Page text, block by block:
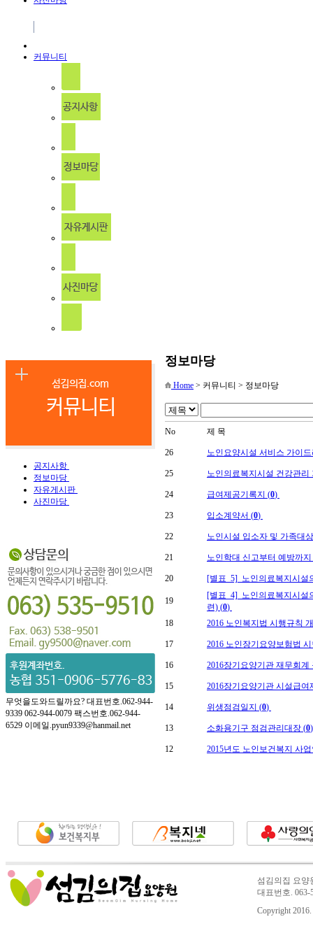
커뮤니티
공지사항
정보마당
자유게시판
사진마당
무엇을도와드릴까요? 대표번호.062-944-
9339 062-944-0079 팩스번호.062-944-
6529 이메일.pyun9339@hanmail.net
정보마당
Home > 커뮤니티 > 정보마당
No 제 목
26 노인요양시설 서비스 가이
25 노인의료복지시설 건강관리
24 급여제공기록지 (0)
23 입소계약서 (0)
22 노인시설 입소자 및 가족대
21 노인학대 신고부터 예방까지
20 [별표_5]_노인의료복지시설
19
[별표_4]_노인의료복지시설
련) (0)
18
2016 노인복지법 시행규칙
17 2016 노인장기요양보험법
16 2016장기요양기관 재무회계
15 2016장기요양기관 시설급여
14 위생점검일지 (0)
13 소화용기구 점검관리대장 (0
12 2015년도 노인보건복지 사
섬김의집 요
대표번호. 063-
Copyright 2016.